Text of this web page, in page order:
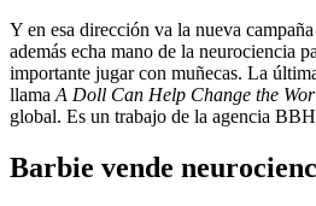
Y en esa dirección va la nueva
además echa mano de la neurociencia
importante jugar con muñecas. La
llama A Doll Can Help Change the
global. Es un trabajo de la agencia
Barbie vende